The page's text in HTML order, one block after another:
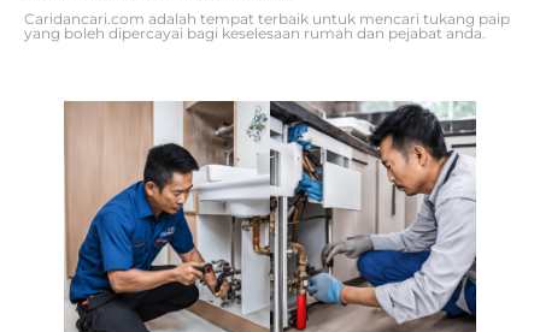
Caridancari.com adalah tempat terbaik untuk mencari tukang paip
yang boleh dipercayai bagi keselesaan rumah dan pejabat anda.